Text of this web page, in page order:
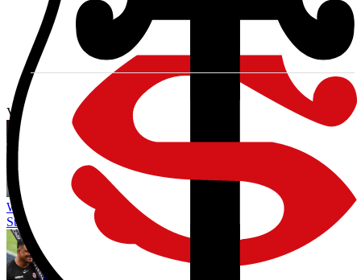
Vous avez tout lu ?
World Rugby limiterait les réunions entre arbitres et entraîneurs :
Steve Hansen redoute une montée de la méfiance avant 2027